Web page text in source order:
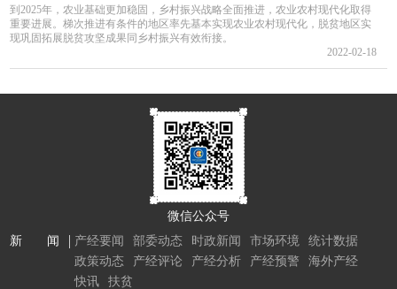
到2025年，农业基础更加稳固，乡村振兴战略全面推进，农业农村现代化取得
重要进展。梯次推进有条件的地区率先基本实现农业农村现代化，脱贫地区实
现巩固拓展脱贫攻坚成果同乡村振兴有效衔接。
2022-02-18
微信公众号
新 闻
产经要闻 部委动态 时政新闻 市场环境
统计数据
政策动态
产经评论 产经分析 产经预警
海外产经
快讯
扶贫